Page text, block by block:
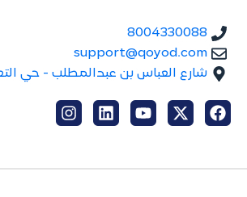
8004330088
support@qoyod.com
شارع العباس بن عبدالمطلب - حي